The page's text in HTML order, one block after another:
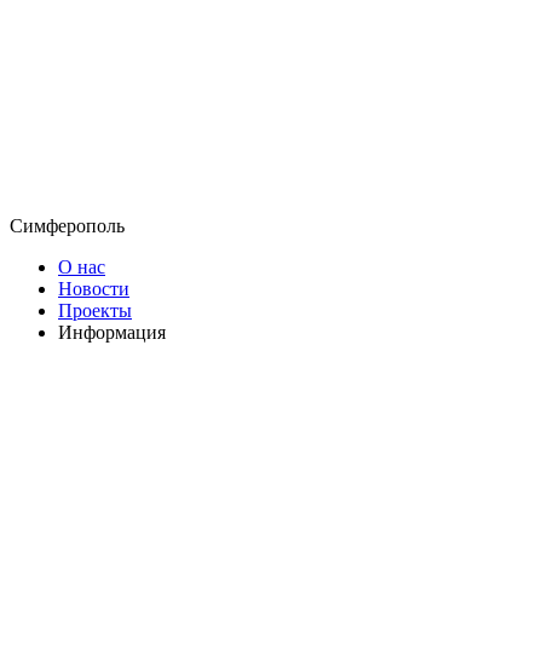
Симферополь
О нас
Новости
Проекты
Информация